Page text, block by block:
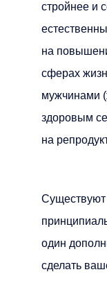
стройнее и
на
сферах
мужчинами
здоровым
на
Существуют
один
сделать